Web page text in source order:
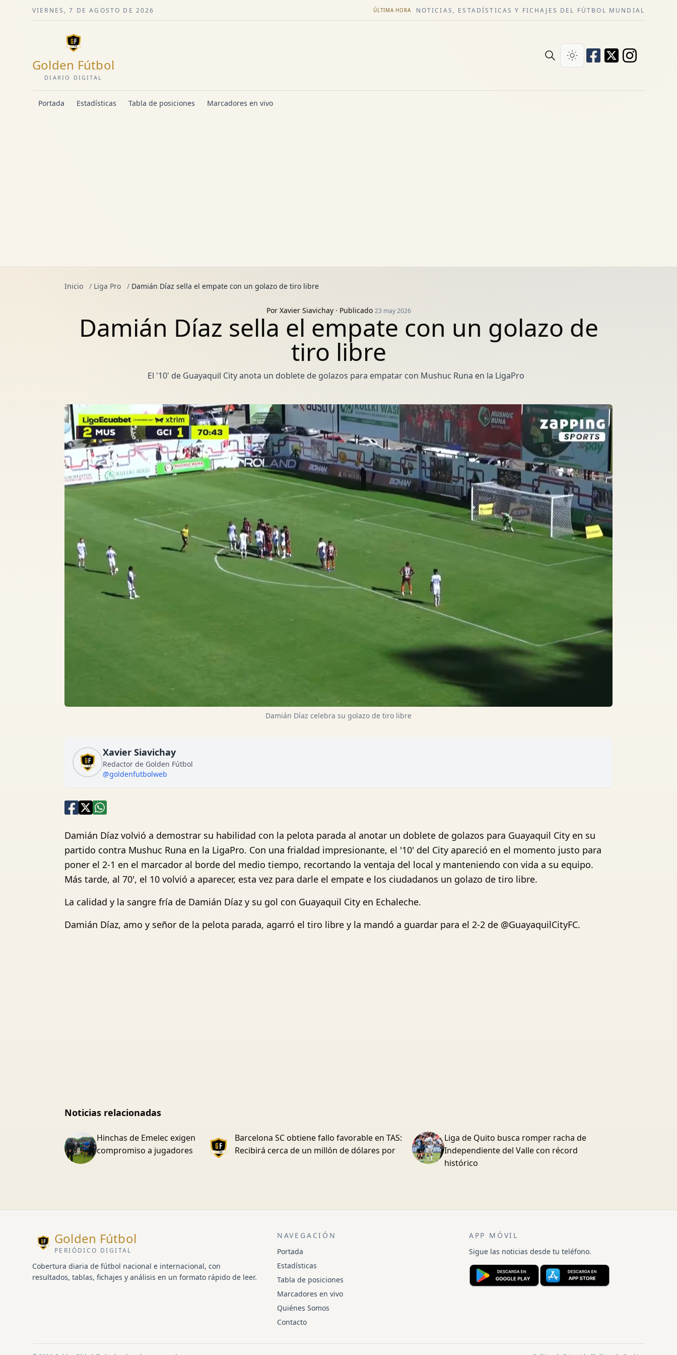
VIERNES, 7 DE AGOSTO DE 2026 ÚLTIMA HORA NOTICIAS, ESTADÍSTICAS Y FICHAJES DEL FÚTBOL MUNDIAL
Golden Fútbol
DIARIO DIGITAL
Portada Estadísticas Tabla de posiciones Marcadores en vivo
Inicio / Liga Pro / Damián Díaz sella el empate con un golazo de tiro libre
Por Xavier Siavichay· Publicado 23 may 2026
Damián Díaz sella el empate con un golazo de
tiro libre
El '10' de Guayaquil City anota un doblete de golazos para empatar con Mushuc Runa en la LigaPro
Damián Díaz celebra su golazo de tiro libre
Xavier Siavichay
Redactor de Golden Fútbol
@goldenfutbolweb
Damián Díaz volvió a demostrar su habilidad con la pelota parada al anotar un doblete de golazos para Guayaquil City en su
partido contra Mushuc Runa en la LigaPro. Con una frialdad impresionante, el '10' del City apareció en el momento justo para
poner el 2-1 en el marcador al borde del medio tiempo, recortando la ventaja del local y manteniendo con vida a su equipo.
Más tarde, al 70', el 10 volvió a aparecer, esta vez para darle el empate e los ciudadanos un golazo de tiro libre.
La calidad y la sangre fría de Damián Díaz y su gol con Guayaquil City en Echaleche.
Damián Díaz, amo y señor de la pelota parada, agarró el tiro libre y la mandó a guardar para el 2-2 de @GuayaquilCityFC.
Noticias relacionadas
Hinchas de Emelec exigen
compromiso a jugadores
Barcelona SC obtiene fallo favorable en TAS:
Recibirá cerca de un millón de dólares por
Liga de Quito busca romper racha de
Independiente del Valle con récord
histórico
Golden Fútbol
PERIÓDICO DIGITAL
Cobertura diaria de fútbol nacional e internacional, con
resultados, tablas, fichajes y análisis en un formato rápido de leer.
NAVEGACIÓN
Portada
Estadísticas
Tabla de posiciones
Marcadores en vivo
Quiénes Somos
Contacto
APP MÓVIL
Sigue las noticias desde tu teléfono.